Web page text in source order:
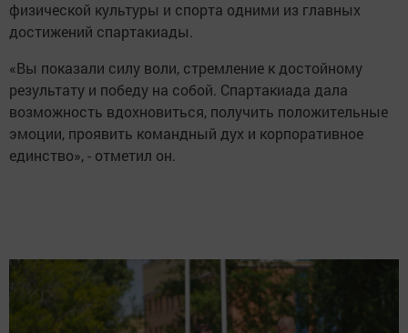
физической культуры и спорта одними из главных
достижений спартакиады.
«Вы показали силу воли, стремление к достойному
результату и победу на собой. Спартакиада дала
возможность вдохновиться, получить положительные
эмоции, проявить командный дух и корпоративное
единство», - отметил он.